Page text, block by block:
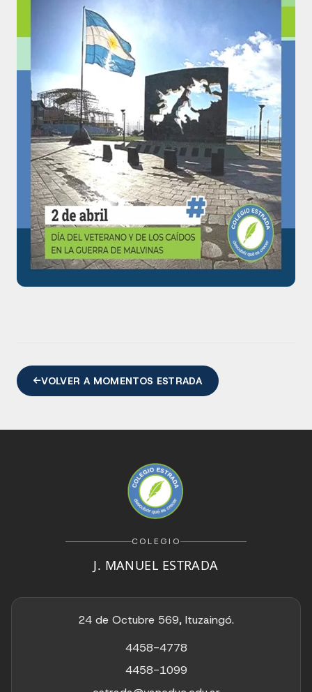
VOLVER A MOMENTOS ESTRADA
COLEGIO
J. MANUEL ESTRADA
24 de Octubre 569, Ituzaingó.
4458-4778
4458-1099